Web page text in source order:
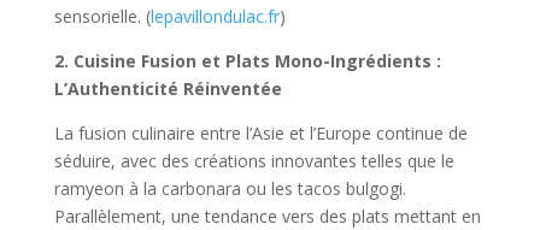
sensorielle. (lepavillondulac.fr)
2. Cuisine Fusion et Plats Mono-Ingrédients :
L’Authenticité Réinventée
La fusion culinaire entre l’Asie et l’Europe continue de
séduire, avec des créations innovantes telles que le
ramyeon à la carbonara ou les tacos bulgogi.
Parallèlement, une tendance vers des plats mettant en